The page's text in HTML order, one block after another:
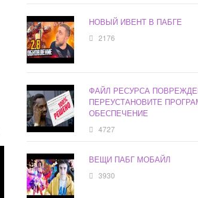
НОВЫЙ ИВЕНТ В ПАБГЕ
2176
ФАЙЛ РЕСУРСА
ПЕРЕУСТАНОВИТЕ
ОБЕСПЕЧЕНИЕ
4727
ВЕЩИ ПАБГ МОБАЙЛ
3930